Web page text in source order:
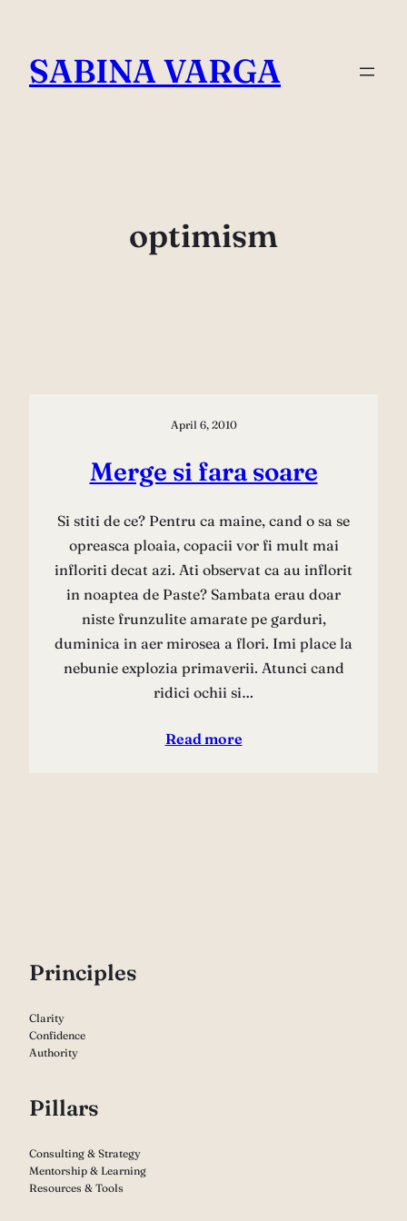
content
SABINA VARGA
optimism
April 6, 2010
Merge si fara soare
Si stiti de ce? Pentru ca maine, cand o sa se
opreasca ploaia, copacii vor fi mult mai
infloriti decat azi. Ati observat ca au inflorit
in noaptea de Paste? Sambata erau doar
niste frunzulite amarate pe garduri,
duminica in aer mirosea a flori. Imi place la
nebunie explozia primaverii. Atunci cand
ridici ochii si…
Read more
Principles
Clarity
Confidence
Authority
Pillars
Consulting & Strategy
Mentorship & Learning
Resources & Tools